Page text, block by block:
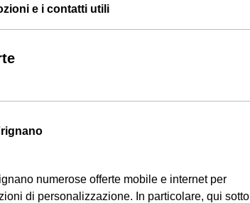
e i contatti utili
numerose offerte mobile e internet per
di personalizzazione. In particolare, qui sotto